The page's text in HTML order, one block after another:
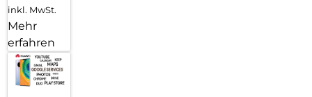
inkl. MwSt.
Mehr
erfahren